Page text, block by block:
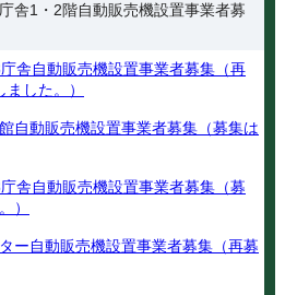
舎1・2階自動販売機設置事業者募
舎自動販売機設置事業者募集（再
した。）
自動販売機設置事業者募集（募集は
舎自動販売機設置事業者募集（募
）
ー自動販売機設置事業者募集（再募